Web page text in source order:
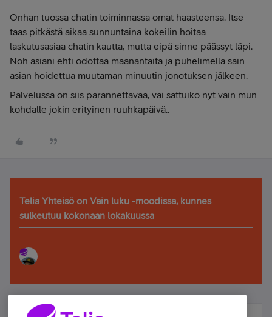
Onhan tuossa chatin toiminnassa omat haasteensa. Itse
taas pitkästä aikaa sunnuntaina kokeilin hoitaa
laskutusasiaa chatin kautta, mutta eipä sinne päässyt läpi.
Noh asiani ehti odottaa maanantaita ja puhelimella sain
asian hoidettua muutaman minuutin jonotuksen jälkeen.
Palvelussa on siis parannettavaa, vai sattuiko nyt vain mun
kohdalle jokin erityinen ruuhkapäivä..
Telia Yhteisö on Vain luku -moodissa, kunnes
sulkeutuu kokonaan lokakuussa